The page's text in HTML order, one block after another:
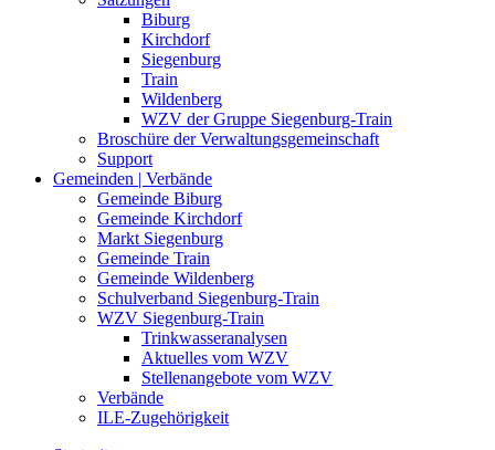
Biburg
Kirchdorf
Siegenburg
Train
Wildenberg
WZV der Gruppe Siegenburg-Train
Broschüre der Verwaltungsgemeinschaft
Support
Gemeinden | Verbände
Gemeinde Biburg
Gemeinde Kirchdorf
Markt Siegenburg
Gemeinde Train
Gemeinde Wildenberg
Schulverband Siegenburg-Train
WZV Siegenburg-Train
Trinkwasseranalysen
Aktuelles vom WZV
Stellenangebote vom WZV
Verbände
ILE-Zugehörigkeit